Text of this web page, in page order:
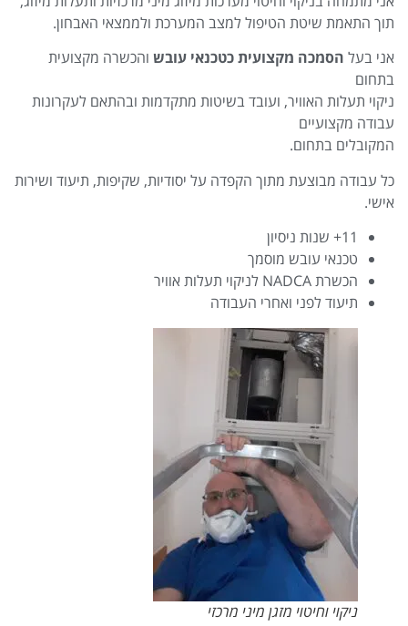
תוך התאמת שיטת הטיפול למצב המערכת ולממצאי האבחון.
אני בעל הסמכה מקצועית כטכנאי עובש והכשרה מקצועית
בתחום
ניקוי תעלות האוויר, ועובד בשיטות מתקדמות ובהתאם לעקרונות
עבודה מקצועיים
המקובלים בתחום.
כל עבודה מבוצעת מתוך הקפדה על יסודיות, שקיפות, תיעוד ושירות
אישי.
11+ שנות ניסיון
טכנאי עובש מוסמך
הכשרת NADCA לניקוי תעלות אוויר
תיעוד לפני ואחרי העבודה
ניקוי וחיטוי מזגן מיני מרכזי